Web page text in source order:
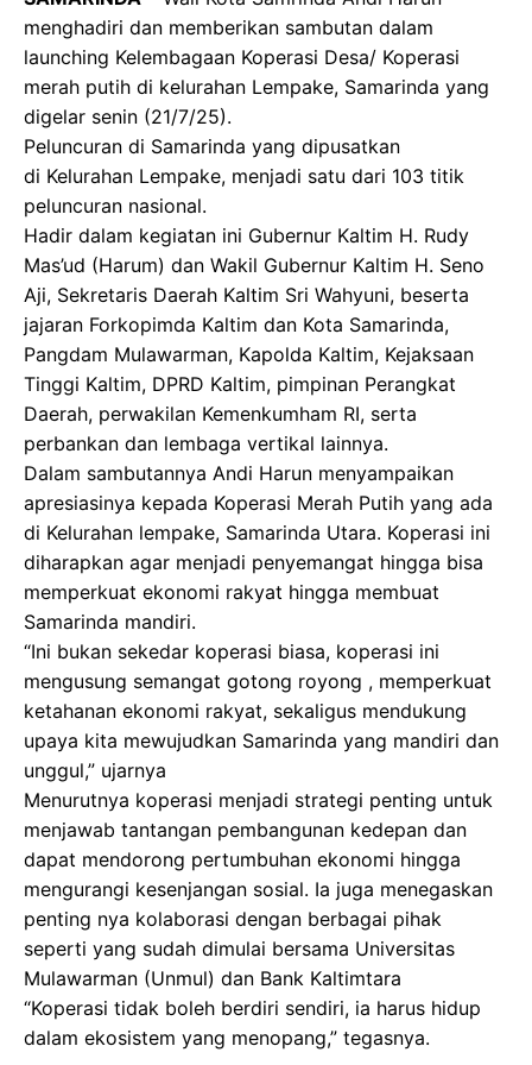
menghadiri dan memberikan sambutan dalam
launching Kelembagaan Koperasi Desa/ Koperasi
merah putih di kelurahan Lempake, Samarinda yang
digelar senin (21/7/25).
Peluncuran di Samarinda yang dipusatkan
di Kelurahan Lempake, menjadi satu dari 103 titik
peluncuran nasional.
Hadir dalam kegiatan ini Gubernur Kaltim H. Rudy
Mas’ud (Harum) dan Wakil Gubernur Kaltim H. Seno
Aji, Sekretaris Daerah Kaltim Sri Wahyuni, beserta
jajaran Forkopimda Kaltim dan Kota Samarinda,
Pangdam Mulawarman, Kapolda Kaltim, Kejaksaan
Tinggi Kaltim, DPRD Kaltim, pimpinan Perangkat
Daerah, perwakilan Kemenkumham RI, serta
perbankan dan lembaga vertikal lainnya.
Dalam sambutannya Andi Harun menyampaikan
apresiasinya kepada Koperasi Merah Putih yang ada
di Kelurahan lempake, Samarinda Utara. Koperasi ini
diharapkan agar menjadi penyemangat hingga bisa
memperkuat ekonomi rakyat hingga membuat
Samarinda mandiri.
“Ini bukan sekedar koperasi biasa, koperasi ini
mengusung semangat gotong royong , memperkuat
ketahanan ekonomi rakyat, sekaligus mendukung
upaya kita mewujudkan Samarinda yang mandiri dan
unggul,” ujarnya
Menurutnya koperasi menjadi strategi penting untuk
menjawab tantangan pembangunan kedepan dan
dapat mendorong pertumbuhan ekonomi hingga
mengurangi kesenjangan sosial. Ia juga menegaskan
penting nya kolaborasi dengan berbagai pihak
seperti yang sudah dimulai bersama Universitas
Mulawarman (Unmul) dan Bank Kaltimtara
“Koperasi tidak boleh berdiri sendiri, ia harus hidup
dalam ekosistem yang menopang,” tegasnya.